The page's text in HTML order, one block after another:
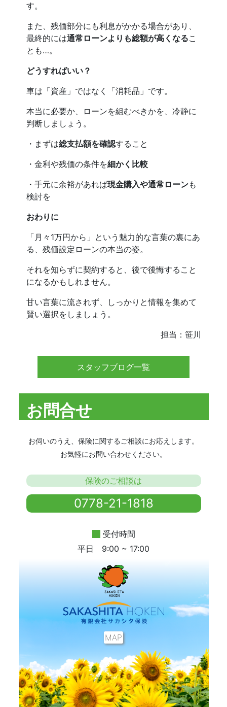
す。
また、残価部分にも利息がかかる場合があり、
最終的には通常ローンよりも総額が高くなるこ
とも…。
どうすればいい？
車は「資産」ではなく「消耗品」です。
本当に必要か、ローンを組むべきかを、冷静に
判断しましょう。
・まずは総支払額を確認すること
・金利や残価の条件を細かく比較
・手元に余裕があれば現金購入や通常ローンも
検討を
おわりに
「月々1万円から」という魅力的な言葉の裏にあ
る、残価設定ローンの本当の姿。
それを知らずに契約すると、後で後悔すること
になるかもしれません。
甘い言葉に流されず、しっかりと情報を集めて
賢い選択をしましょう。
担当：笹川
スタッフブログ一覧
お問合せ
お伺いのうえ、保険に関するご相談にお応えします。
お気軽にお問い合わせください。
保険のご相談は
0778-21-1818
受付時間
平日 9:00 ~ 17:00
MAP